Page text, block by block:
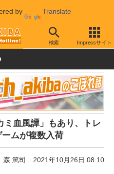
by Translate
検索 Impressサイト
ゲーム機関連
ミ血風譚」もあり、トレ
ムが複数入荷
森 篤司 2021年10月26日 08:10